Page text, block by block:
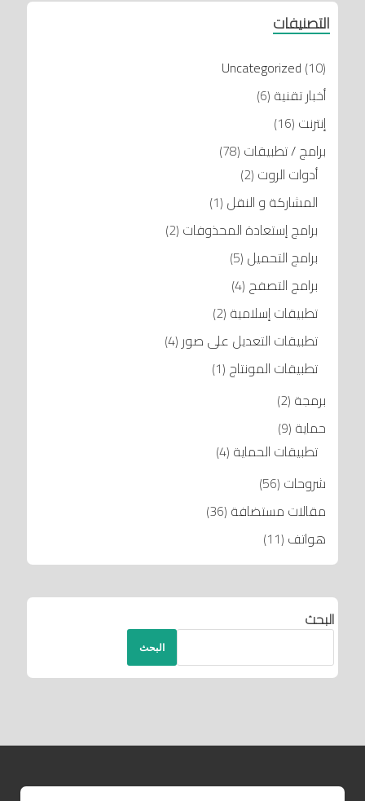
التصنيفات
Uncategorized (10)
أخبار تقنية (6)
إنترنت (16)
برامج / تطبيقات (78)
أدوات الروت (2)
المشاركة و النقل (1)
برامج إستعادة المحذوفات (2)
برامج التحميل (5)
برامج التصفح (4)
تطبيقات إسلامية (2)
تطبيقات التعديل على صور (4)
تطبيقات المونتاج (1)
برمجة (2)
حماية (9)
تطبيقات الحماية (4)
شروحات (56)
مقالات مستضافة (36)
هواتف (11)
البحث
البحث